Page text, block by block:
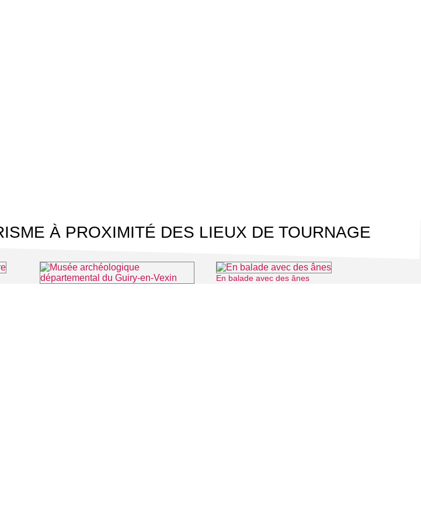
À PROXIMITÉ DES LIEUX DE TOURNAGE
En balade avec des ânes